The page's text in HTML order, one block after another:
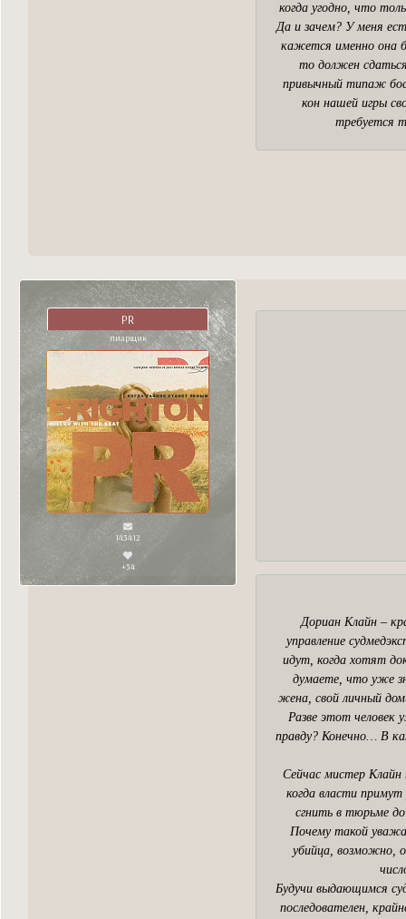
когда угодно, что
Да и зачем? У меня
кажется именно она
то должен
привычный типаж
кон нашей игры
требуется
PR
пиарщик
143412
+34
Дориан Клайн –
управление
идут, когда хотят
думаете, что уже
жена, свой личный
Разве этот человек
правду? Конечно… В
Сейчас мистер Клайн
когда власти
сгнить в тюрьме
Почему такой
убийца, возможно,
Будучи выдающимся
последователен,